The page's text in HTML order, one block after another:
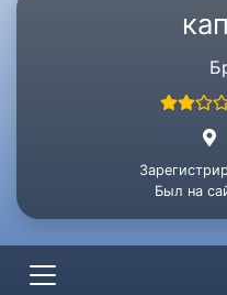
Был на